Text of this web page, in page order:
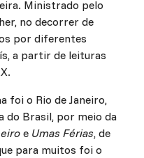
Ministrado pelo
no decorrer de
por diferentes
a partir de leituras
foi o Rio de Janeiro,
do Brasil, por meio da
e Umas Férias, de
para muitos foi o